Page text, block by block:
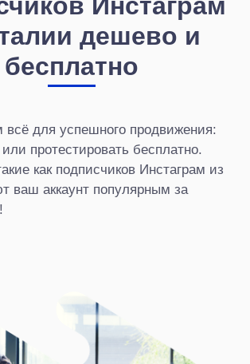
дешево и
бесплатно
для успешного продвижения:
протестировать бесплатно.
как подписчиков Инстаграм из
ваш аккаунт популярным за